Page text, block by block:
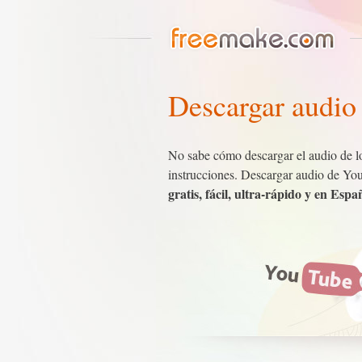
Descargar
No sabe cómo descargar el audio de
instrucciones. Descargar audio de
gratis, fácil, ultra-rápido y en